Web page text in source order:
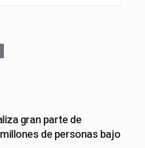
gran parte de
de personas bajo